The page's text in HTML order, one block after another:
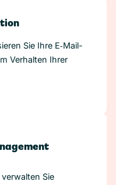
Sie Ihre E‑Mail-
Verhalten Ihrer
Sie